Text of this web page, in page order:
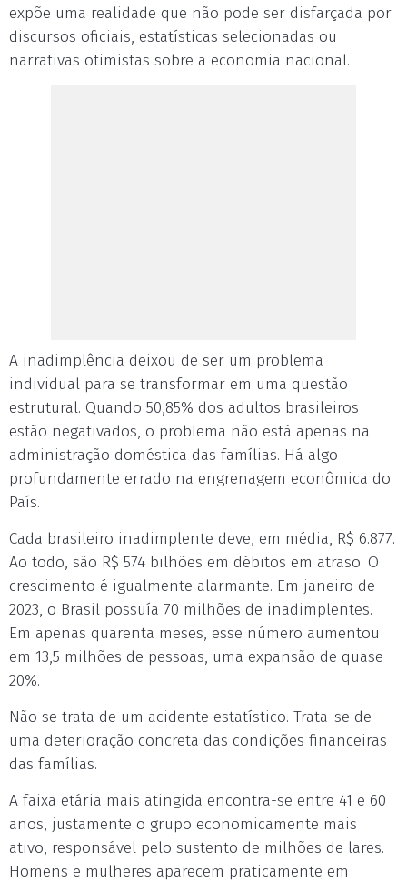
expõe uma realidade que não pode ser disfarçada por
discursos oficiais, estatísticas selecionadas ou
narrativas otimistas sobre a economia nacional.
A inadimplência deixou de ser um problema
individual para se transformar em uma questão
estrutural. Quando 50,85% dos adultos brasileiros
estão negativados, o problema não está apenas na
administração doméstica das famílias. Há algo
profundamente errado na engrenagem econômica do
País.
Cada brasileiro inadimplente deve, em média, R$ 6.877.
Ao todo, são R$ 574 bilhões em débitos em atraso. O
crescimento é igualmente alarmante. Em janeiro de
2023, o Brasil possuía 70 milhões de inadimplentes.
Em apenas quarenta meses, esse número aumentou
em 13,5 milhões de pessoas, uma expansão de quase
20%.
Não se trata de um acidente estatístico. Trata-se de
uma deterioração concreta das condições financeiras
das famílias.
A faixa etária mais atingida encontra-se entre 41 e 60
anos, justamente o grupo economicamente mais
ativo, responsável pelo sustento de milhões de lares.
Homens e mulheres aparecem praticamente em